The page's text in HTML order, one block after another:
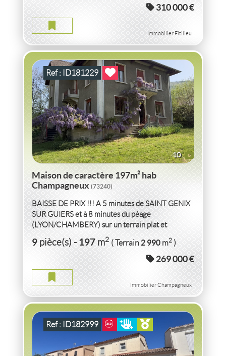
310 000 €
Immobilier Fitilieu
10
Ref : ID181229
MAISON DE CARACTÈRE 197M² HAB CHAMPAGNEUX
9pièce(s)-197m2 ( Terrain2 990m2)
Maison de caractère 197m² hab
Champagneux(73240)
BAISSE DE PRIX !!! A 5 minutes de SAINT GENIX
SUR GUIERS et à 8 minutes du péage
(LYON/CHAMBERY) sur un terrain plat et
entièrement constructible de 2990m2...
9pièce(s)-197m2 ( Terrain2 990m2)
269 000 €
Immobilier Champagneux
Ref : ID182999
VENTEMAISONRÉNOVÉ(E)LE CRES(34920)
MAISON LE CRES
91m2 ( Terrain250m2)